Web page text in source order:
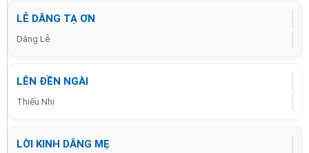
LỄ DÂNG TẠ ƠN
Dâng Lễ
LÊN ĐỀN NGÀI
Thiếu Nhi
LỜI KINH DÂNG MẸ